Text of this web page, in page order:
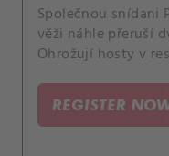
Společnou snídani
věži náhle přeruší
Ohrožují hosty v
REGISTER